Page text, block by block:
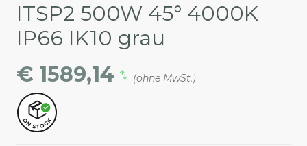
ITSP2 500W 45° 4000K
IP66 IK10 grau
€ 1589,14
(ohne MwSt.)